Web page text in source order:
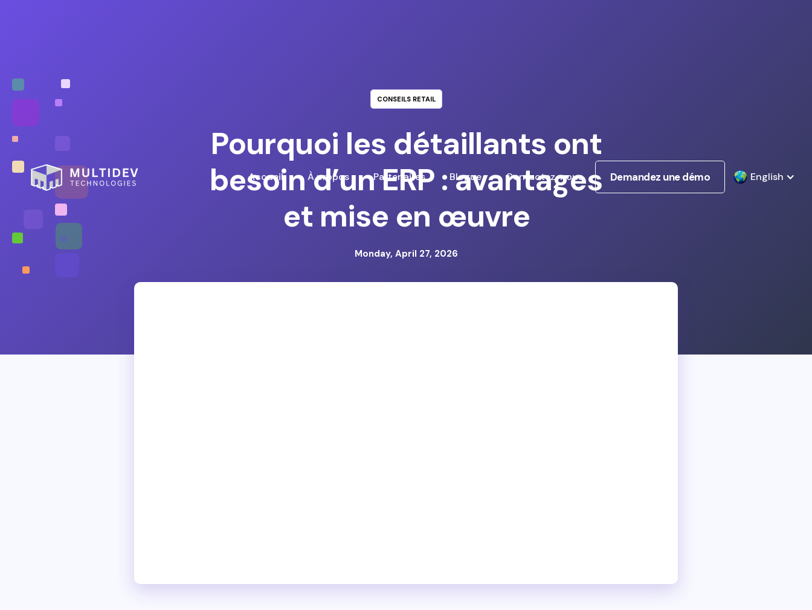
Accueil À propos Partenaires Blogue Contactez-nous Demandez une démo English
CONSEILS RETAIL
Pourquoi les détaillants ont
besoin d’un ERP : avantages
et mise en œuvre
Monday, April 27, 2026